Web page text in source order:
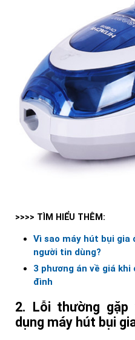
>>>> TÌM HIỂU THÊM:
Vì sao máy hút bụi
người tin dùng?
3 phương án về giá
đình
2. Lỗi thường
dụng máy hút bụi